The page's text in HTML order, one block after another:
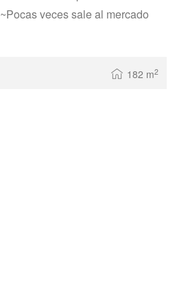
veces sale al mercado
182 m2